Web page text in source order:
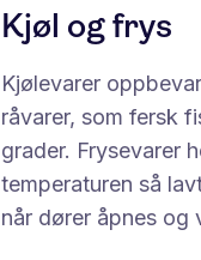
Kjøl og frys
Kjølevarer
råvarer, som fersk
grader. Frysevarer
temperaturen så
når dører åpnes og